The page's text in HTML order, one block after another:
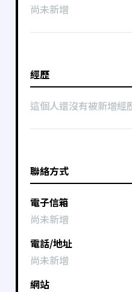
尚未新增
經歷
這個人還沒有被新增經
聯絡方式
電子信箱
尚未新增
電話/地址
尚未新增
網站